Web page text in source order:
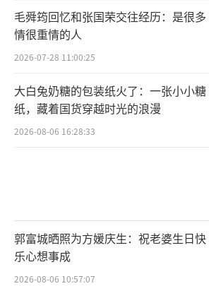
毛舜筠回忆和张国荣交往经历：是很多
情很重情的人
2026-07-28 11:00:25
大白兔奶糖的包装纸火了：一张小小糖
纸，藏着国货穿越时光的浪漫
2026-08-06 16:28:33
郭富城晒照为方媛庆生：祝老婆生日快
乐心想事成
2026-08-06 10:57:07